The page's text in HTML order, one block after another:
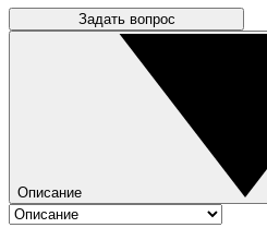
Задать вопрос
Описание